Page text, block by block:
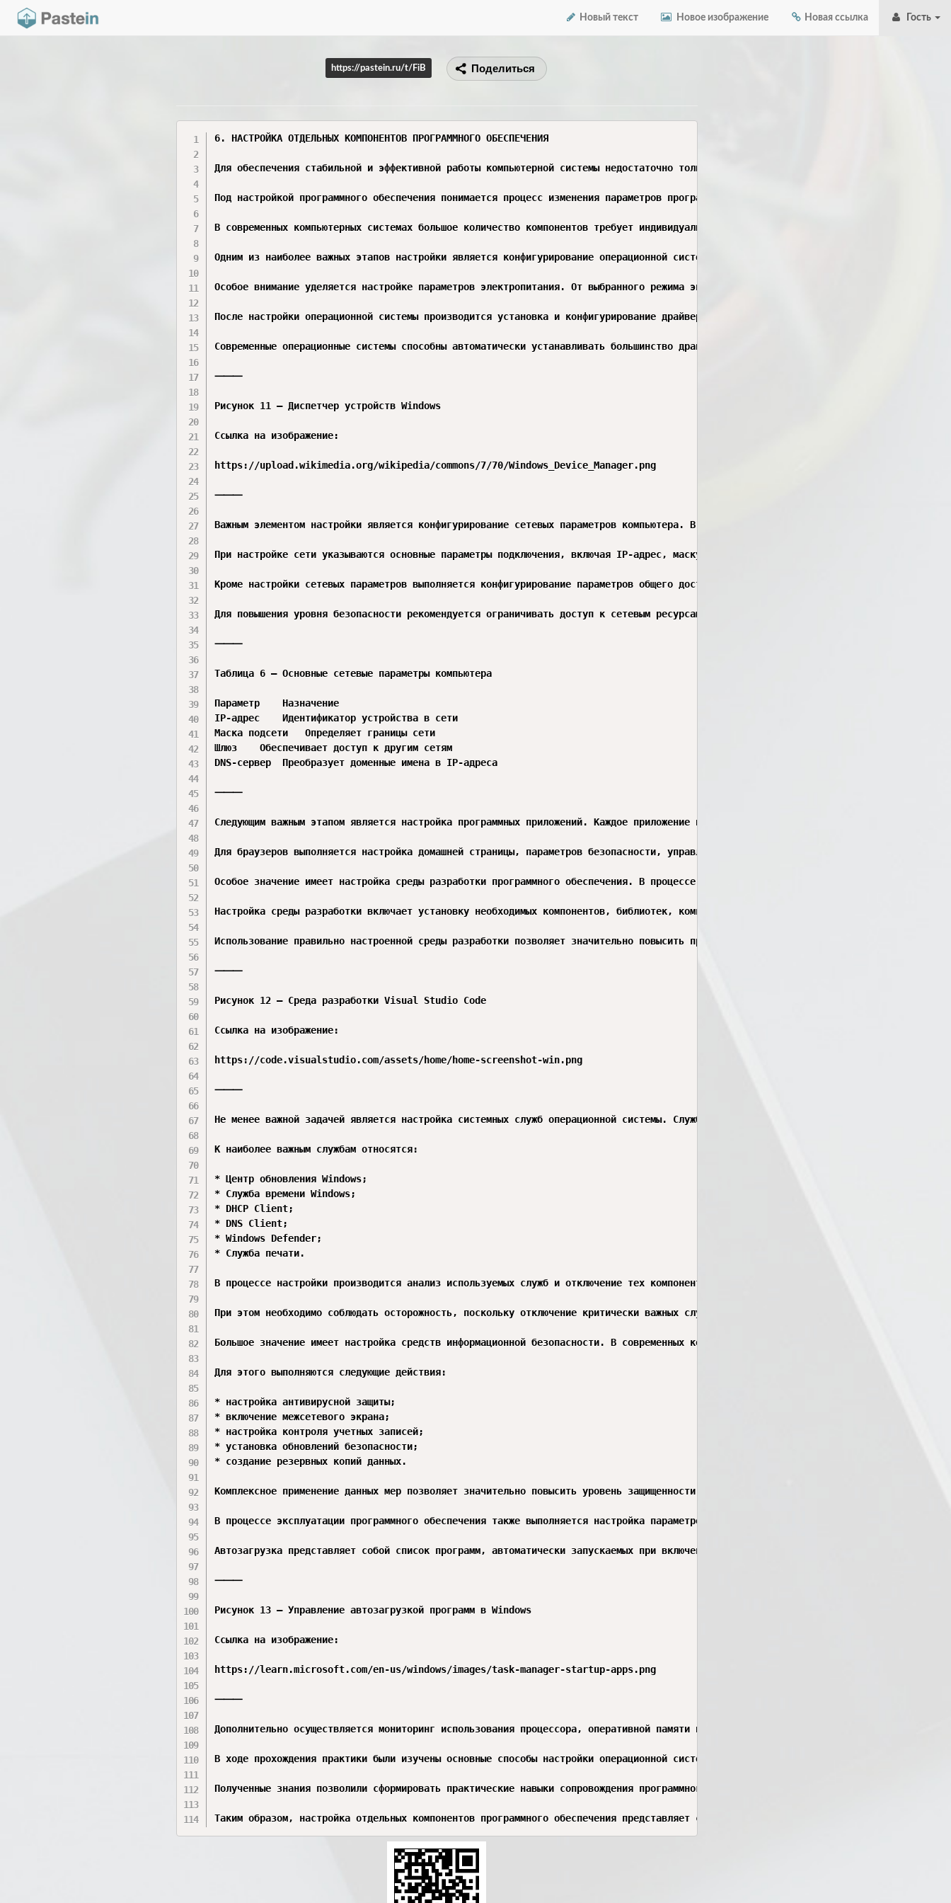
Новый текст Новое изображение Новая ссылка Гость
https://pastein.ru/t/FiB Поделиться
6. НАСТРОЙКА ОТДЕЛЬНЫХ КОМПОНЕНТОВ ПРОГРАММНОГО ОБЕСПЕЧЕНИЯ
Для обеспечения стабильной и эффективной работы компьютерной системы недостаточно только установить программное обеспечение.
Под настройкой программного обеспечения понимается процесс изменения параметров программ и системных компонентов для
В современных компьютерных системах большое количество компонентов требует индивидуальной настройки. К ним относятся
Одним из наиболее важных этапов настройки является конфигурирование операционной системы. После установки Windows необходимо
Особое внимание уделяется настройке параметров электропитания. От выбранного режима энергопотребления зависит
После настройки операционной системы производится установка и конфигурирование драйверов оборудования. Драйверы обеспечивают
Современные операционные системы способны автоматически устанавливать большинство драйверов, однако в некоторых случаях
⸻
Рисунок 11 – Диспетчер устройств Windows
Ссылка на изображение:
https://upload.wikimedia.org/wikipedia/commons/7/70/Windows_Device_Manager.png
⸻
Важным элементом настройки является конфигурирование сетевых параметров компьютера. В современных условиях большинство
При настройке сети указываются основные параметры подключения, включая IP-адрес, маску подсети, шлюз и адреса DNS-серверов. В
Кроме настройки сетевых параметров выполняется конфигурирование параметров общего доступа к файлам и папкам. Это позволяет
Для повышения уровня безопасности рекомендуется ограничивать доступ к сетевым ресурсам только авторизованным пользователям.
⸻
Таблица 6 – Основные сетевые параметры компьютера
Параметр	Назначение
IP-адрес	Идентификатор устройства в сети
Маска подсети	Определяет границы сети
Шлюз	Обеспечивает доступ к другим сетям
DNS-сервер	Преобразует доменные имена в IP-адреса
⸻
Следующим важным этапом является настройка программных приложений. Каждое приложение имеет собственные параметры, влияющие на
Для браузеров выполняется настройка домашней страницы, параметров безопасности, управления файлами cookie и расширениями.
Особое значение имеет настройка среды разработки программного обеспечения. В процессе подготовки специалистов по
Настройка среды разработки включает установку необходимых компонентов, библиотек, компиляторов и расширений. Кроме того,
Использование правильно настроенной среды разработки позволяет значительно повысить производительность труда программиста и
⸻
Рисунок 12 – Среда разработки Visual Studio Code
Ссылка на изображение:
https://code.visualstudio.com/assets/home/home-screenshot-win.png
⸻
Не менее важной задачей является настройка системных служб операционной системы. Службы представляют собой специальные
К наиболее важным службам относятся:
* Центр обновления Windows;
* Служба времени Windows;
* DHCP Client;
* DNS Client;
* Windows Defender;
* Служба печати.
В процессе настройки производится анализ используемых служб и отключение тех компонентов, которые не требуются пользователю. Это
При этом необходимо соблюдать осторожность, поскольку отключение критически важных служб может привести к нестабильной работе
Большое значение имеет настройка средств информационной безопасности. В современных компьютерных системах необходимо
Для этого выполняются следующие действия:
* настройка антивирусной защиты;
* включение межсетевого экрана;
* настройка контроля учетных записей;
* установка обновлений безопасности;
* создание резервных копий данных.
Комплексное применение данных мер позволяет значительно повысить уровень защищенности программного обеспечения и снизить
В процессе эксплуатации программного обеспечения также выполняется настройка параметров производительности. Для повышения
Автозагрузка представляет собой список программ, автоматически запускаемых при включении компьютера. Избыточное количество
⸻
Рисунок 13 – Управление автозагрузкой программ в Windows
Ссылка на изображение:
https://learn.microsoft.com/en-us/windows/images/task-manager-startup-apps.png
⸻
Дополнительно осуществляется мониторинг использования процессора, оперативной памяти и дискового пространства. Для этих целей
В ходе прохождения практики были изучены основные способы настройки операционной системы Windows, сетевых параметров,
Полученные знания позволили сформировать практические навыки сопровождения программного обеспечения и подготовки компьютерных
Таким образом, настройка отдельных компонентов программного обеспечения представляет собой важный этап сопровождения